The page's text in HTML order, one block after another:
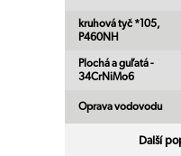
kruhová tyč *105,
P460NH
Plochá a guľatá -
34CrNiMo6
Oprava vodovodu
Další